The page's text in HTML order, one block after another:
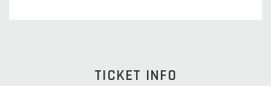
TICKET INFO